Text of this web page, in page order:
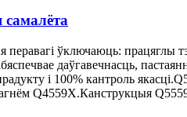
самалёта
перавагі ўключаюць: працяглы
даўгавечнасць,
і 100% кантроль
Q4559X.Канструкцыя